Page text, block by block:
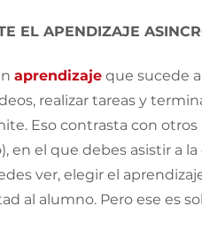
EL APENDIZAJE
aprendizaje que sucede
realizar tareas y
Eso contrasta con
en el que debes asistir a
ver, elegir el
al alumno. Pero ese es